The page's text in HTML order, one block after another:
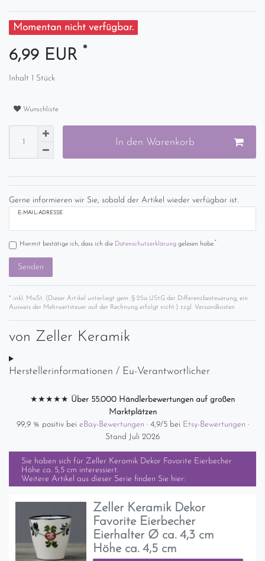
Momentan nicht verfügbar.
6,99 EUR *
Inhalt 1 Stück
Wunschliste
In den Warenkorb
Gerne informieren wir Sie, sobald der Artikel wieder verfügbar ist.
E-MAIL-ADRESSE
Hiermit bestätige ich, dass ich die Daten­schutz­erklärunggelesen habe.*
Senden
* inkl. MwSt. (Dieser Artikel unterliegt gem. § 25a UStG der Differenzbesteuerung, ein
Ausweis der Mehrwertsteuer auf der Rechnung erfolgt nicht.) zzgl. Versandkosten
von Zeller Keramik
Herstellerinformationen / Eu-Verantwortlicher
★★★★★ Über 55.000 Händlerbewertungen auf großen
Marktplätzen
99,9 % positiv bei eBay-Bewertungen · 4,9/5 bei Etsy-Bewertungen ·
Stand Juli 2026
Sie haben sich für Zeller Keramik Dekor Favorite Eierbecher
Höhe ca. 5,5 cm interessiert.
Weitere Artikel aus dieser Serie finden Sie hier:
Zeller Keramik Dekor
Favorite Eierbecher
Eierhalter Ø ca. 4,3 cm
Höhe ca. 4,5 cm